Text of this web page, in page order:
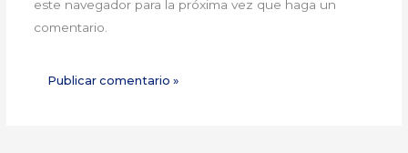
este navegador para la próxima vez que haga un
comentario.